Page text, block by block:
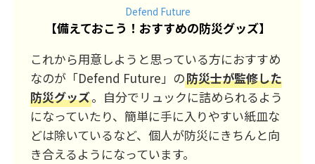
Defend Future
【備えておこう！おすすめの防災グッズ】
これから用意しようと思っている方におすすめ
なのが「Defend Future」の防災士が監修した
防災グッズ。自分でリュックに詰められるよう
になっていたり、簡単に手に入りやすい紙皿な
どは除いているなど、個人が防災にきちんと向
き合えるようになっています。